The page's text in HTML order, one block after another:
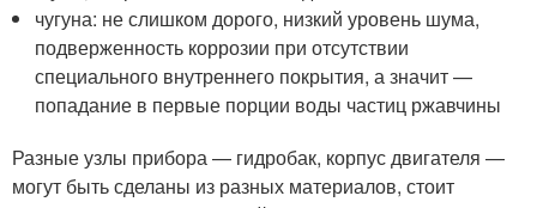
чугуна: не слишком дорого, низкий уровень шума,
подверженность коррозии при отсутствии
специального внутреннего покрытия, а значит —
попадание в первые порции воды частиц ржавчины
Разные узлы прибора — гидробак, корпус двигателя —
могут быть сделаны из разных материалов, стоит